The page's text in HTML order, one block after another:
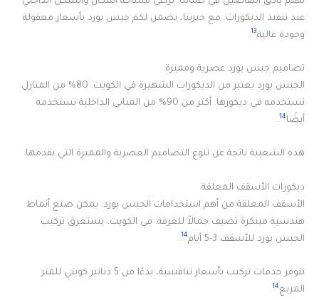
عند تنفيذ الديكورات. مع خبرتنا، نضمن لكم جبس بورد بأسعار معقولة
وجودة عالية13
.
تصاميم جبس بورد عصرية ومميزة
الجبس بورد يعتبر من الديكورات الشهيرة في الكويت. 80% من المنازل
تستخدمه في ديكورها. أكثر من 90% من المباني الداخلية تستخدمه
أيضًا14
.
هذه الشعبية ناتجة عن تنوع التصاميم العصرية والمميزة التي يقدمها.
ديكورات الأسقف المعلقة
الأسقف المعلقة من أهم استخدامات الجبس بورد. يمكن صنع أنماط
هندسية مبتكرة تضيف جمالاً للغرفة. في الكويت، يستغرق تركيب
الجبس بورد للأسقف 3-5 أيام
14
.
تتوفر خدمات تركيب بأسعار تنافسية، بدءًا من 5 دنانير كويتي للمتر
المربع14
.